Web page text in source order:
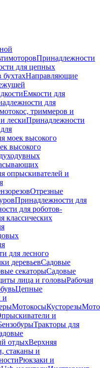
Принадлежности
для цепных
Направляющие
Емкости для
для
триммеров и
лескиПринадлежности
моек высокого
высокого
опрыскивателей и
Отрезные
Принадлежности для
для роботов-
классических
для лесного
деревьевСадовые
секаторыСадовые
лица и головыРабочая
Цепные
и
МотокосыКусторезы
и
Тракторы для
отдыхВерхняя
стаканы и
Рюкзаки и